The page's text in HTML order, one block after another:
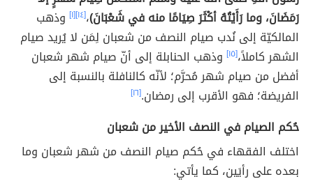
رَمَضَانَ، وما رَأَيْتُهُ أكْثَرَ صِيَامًا منه في شَعْبَانَ)،[١٤] [١] وذهب
المالكيّة إلى نُدب صيام النصف من شعبان لِمَن لا يُريد صيام
الشهر كاملاً،[١٥]
وذهب الحنابلة إلى أنّ صيام شهر شعبان
أفضل من صيام شهر مُحرَّم؛ لأنّه كالنافلة بالنسبة إلى
الفريضة؛ فهو الأقرب إلى رمضان.[١٦]
حُكم الصيام في النصف الأخير من شعبان
اختلف الفقهاء في حُكم صيام النصف من شهر شعبان وما
بعده على رأيَين، كما يأتي: